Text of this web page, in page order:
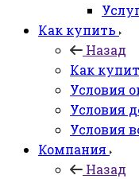
Как купить
Назад
Как
Условия
Условия
Условия
Компания
Назад